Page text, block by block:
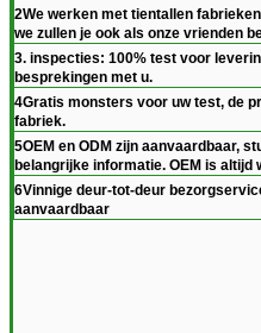
2We werken met tientallen
we zullen je ook als onze vrienden
3. inspecties: 100% test voor
besprekingen met u.
4Gratis monsters voor uw test, de
fabriek.
5OEM en ODM zijn aanvaardbaar,
belangrijke informatie. OEM is altijd
6Vinnige deur-tot-deur
aanvaardbaar